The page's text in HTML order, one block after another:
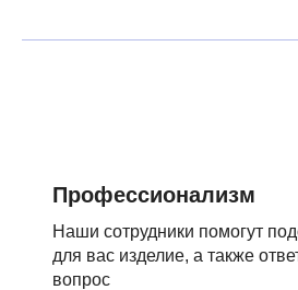
Профессионализм
Наши сотрудники помогут
для вас изделие, а также
вопрос